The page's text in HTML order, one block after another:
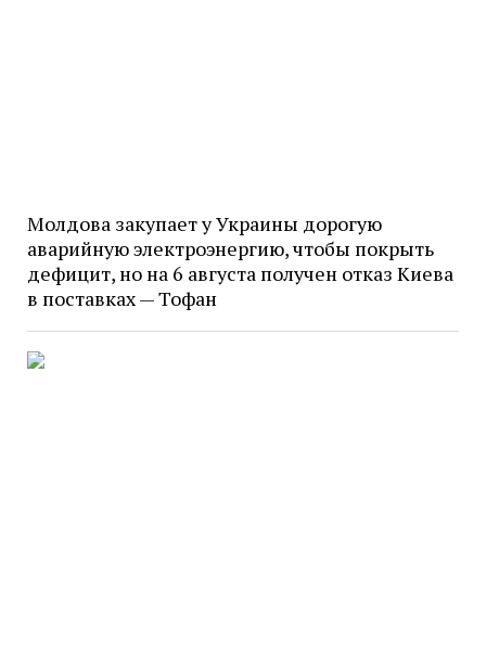
Молдова закупает у Украины дорогую
аварийную электроэнергию, чтобы покрыть
дефицит, но на 6 августа получен отказ Киева
в поставках — Тофан